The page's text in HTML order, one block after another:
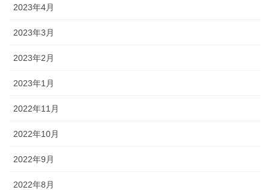
2023年4月
2023年3月
2023年2月
2023年1月
2022年11月
2022年10月
2022年9月
2022年8月